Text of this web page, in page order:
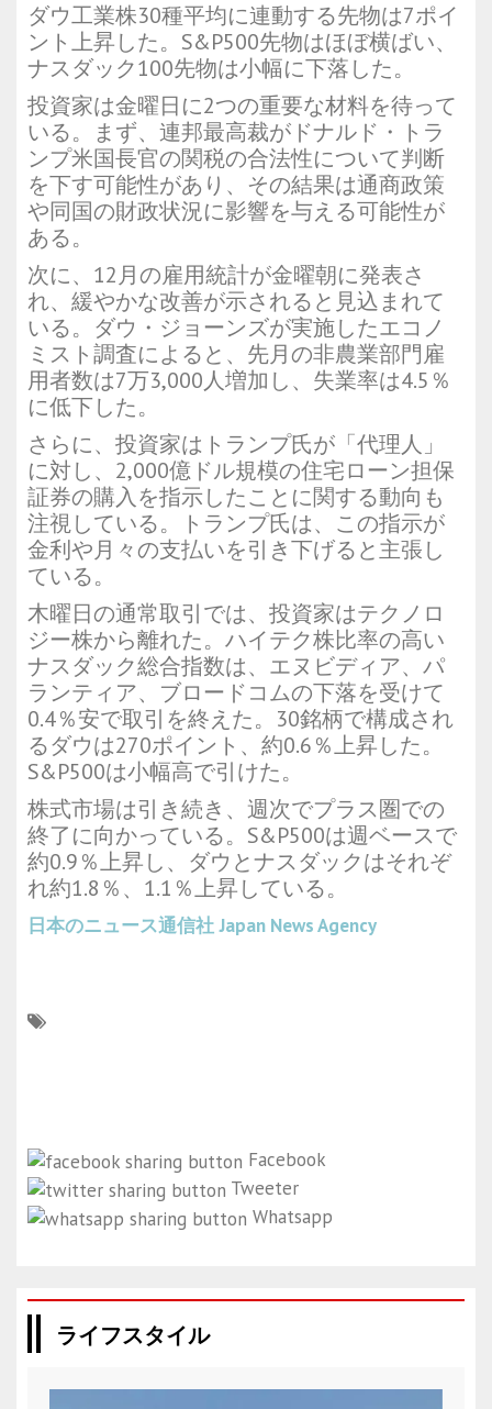
ダウ工業株30種平均に連動する先物は7ポイ
ント上昇した。S&P500先物はほぼ横ばい、
ナスダック100先物は小幅に下落した。
投資家は金曜日に2つの重要な材料を待って
いる。まず、連邦最高裁がドナルド・トラ
ンプ米国長官の関税の合法性について判断
を下す可能性があり、その結果は通商政策
や同国の財政状況に影響を与える可能性が
ある。
次に、12月の雇用統計が金曜朝に発表さ
れ、緩やかな改善が示されると見込まれて
いる。ダウ・ジョーンズが実施したエコノ
ミスト調査によると、先月の非農業部門雇
用者数は7万3,000人増加し、失業率は4.5％
に低下した。
さらに、投資家はトランプ氏が「代理人」
に対し、2,000億ドル規模の住宅ローン担保
証券の購入を指示したことに関する動向も
注視している。トランプ氏は、この指示が
金利や月々の支払いを引き下げると主張し
ている。
木曜日の通常取引では、投資家はテクノロ
ジー株から離れた。ハイテク株比率の高い
ナスダック総合指数は、エヌビディア、パ
ランティア、ブロードコムの下落を受けて
0.4％安で取引を終えた。30銘柄で構成され
るダウは270ポイント、約0.6％上昇した。
S&P500は小幅高で引けた。
株式市場は引き続き、週次でプラス圏での
終了に向かっている。S&P500は週ベースで
約0.9％上昇し、ダウとナスダックはそれぞ
れ約1.8％、1.1％上昇している。
日本のニュース通信社 Japan News Agency
Facebook
Tweeter
Whatsapp
ライフスタイル